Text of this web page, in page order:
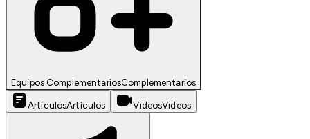
Equipos ComplementariosComplementarios
ArtículosArtículos VideosVideos